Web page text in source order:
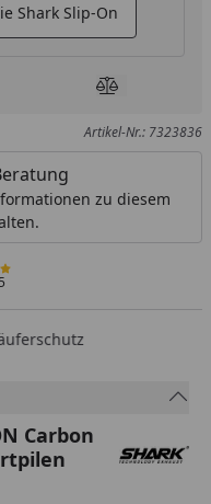
Shark Slip-On
hinzufügenProdukt
Artikel-Nr.: 7323836
zu diesem
Carbon